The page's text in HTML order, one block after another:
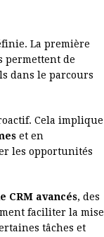
La première
permettent de
dans le parcours
Cela implique
et en
les opportunités
CRM avancés, des
faciliter la mise
tâches et